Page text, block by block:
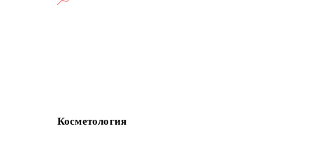
Косметология